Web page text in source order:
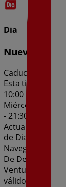
Dia
Nueva
Caduca el 11/8
Esta tienda de
10:00 - 14:30,
Miércoles 09:00
- 21:30, Sábado
Actualmente
de Dia.
Navega por el
De
Venturada)
válido del 5/8/